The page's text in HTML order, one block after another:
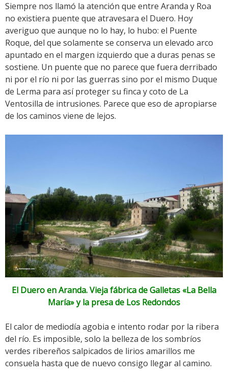
Siempre nos llamó la atención que entre Aranda y Roa
no existiera puente que atravesara el Duero. Hoy
averiguo que aunque no lo hay, lo hubo: el Puente
Roque, del que solamente se conserva un elevado arco
apuntado en el margen izquierdo que a duras penas se
sostiene. Un puente que no parece que fuera derribado
ni por el río ni por las guerras sino por el mismo Duque
de Lerma para así proteger su finca y coto de La
Ventosilla de intrusiones. Parece que eso de apropiarse
de los caminos viene de lejos.
El Duero en Aranda. Vieja fábrica de Galletas «La Bella
María» y la presa de Los Redondos
El calor de mediodía agobia e intento rodar por la ribera
del río. Es imposible, solo la belleza de los sombríos
verdes ribereños salpicados de lirios amarillos me
consuela hasta que de nuevo consigo llegar al camino.